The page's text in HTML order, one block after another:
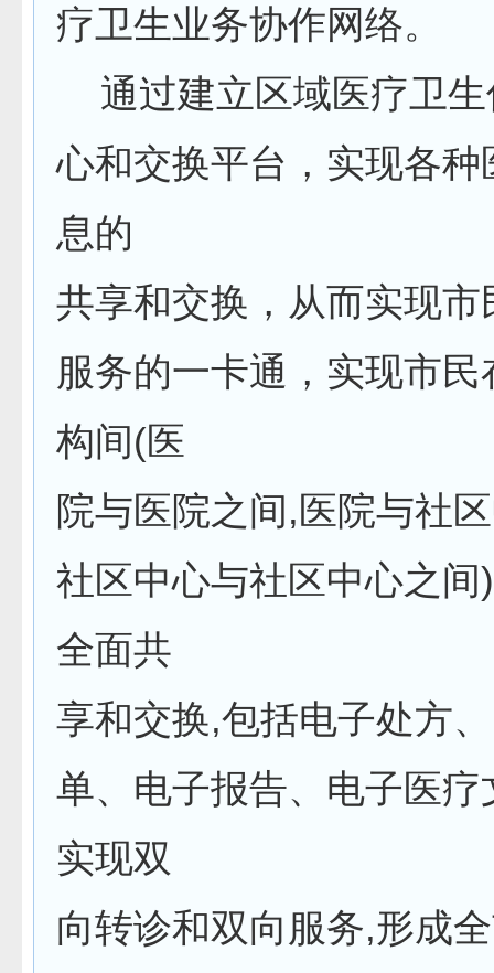
疗卫生业务协作网络。
通过建立区域医疗卫
心和交换平台，实现各种
息的
共享和交换，从而实现市
服务的一卡通，实现市
构间(医
院与医院之间,医院与社
社区中心与社区中心之间
全面共
享和交换,包括电子处方
单、电子报告、电子医疗
实现双
向转诊和双向服务,形成